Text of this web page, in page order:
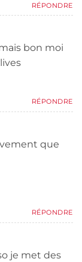
RÉPONDRE
bon moi
RÉPONDRE
que
RÉPONDRE
je met des